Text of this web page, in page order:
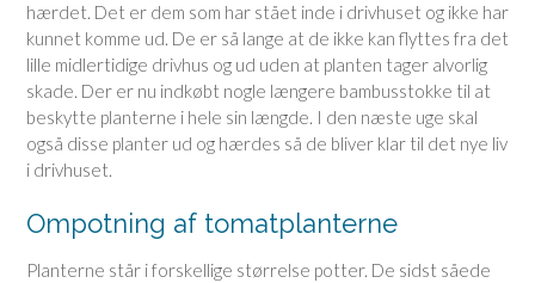
hærdet. Det er dem som har stået inde i drivhuset og ikke har
kunnet komme ud. De er så lange at de ikke kan flyttes fra det
lille midlertidige drivhus og ud uden at planten tager alvorlig
skade. Der er nu indkøbt nogle længere bambusstokke til at
beskytte planterne i hele sin længde. I den næste uge skal
også disse planter ud og hærdes så de bliver klar til det nye liv
i drivhuset.
Ompotning af tomatplanterne
Planterne står i forskellige størrelse potter. De sidst såede